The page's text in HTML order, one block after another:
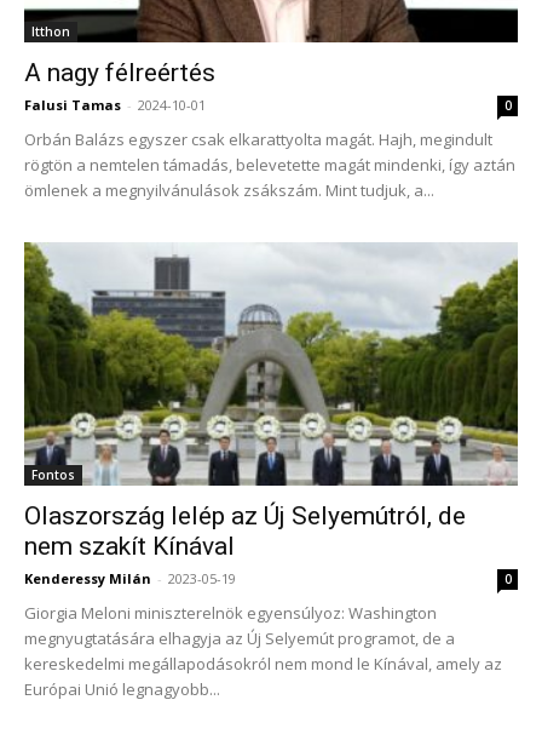
Itthon
A nagy félreértés
Falusi Tamas - 2024-10-01 0
Orbán Balázs egyszer csak elkarattyolta magát. Hajh, megindult
rögtön a nemtelen támadás, belevetette magát mindenki, így aztán
ömlenek a megnyilvánulások zsákszám. Mint tudjuk, a...
Fontos
Olaszország lelép az Új Selyemútról, de
nem szakít Kínával
Kenderessy Milán - 2023-05-19 0
Giorgia Meloni miniszterelnök egyensúlyoz: Washington
megnyugtatására elhagyja az Új Selyemút programot, de a
kereskedelmi megállapodásokról nem mond le Kínával, amely az
Európai Unió legnagyobb...